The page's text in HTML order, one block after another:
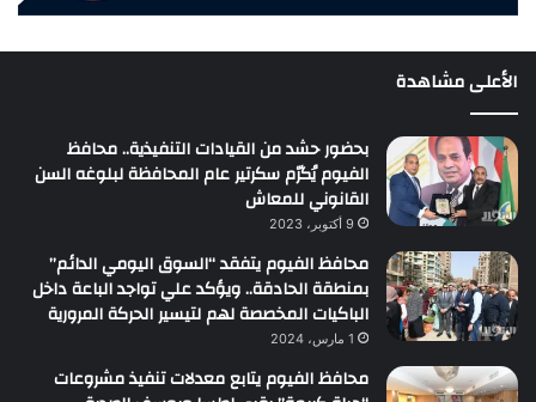
الأعلى مشاهدة
بحضور حشد من القيادات التنفيذية.. محافظ
الفيوم يُكرّم سكرتير عام المحافظة لبلوغه السن
القانوني للمعاش
9 أكتوبر، 2023
محافظ الفيوم يتفقد “السوق اليومي الدائم”
بمنطقة الحادقة.. ويؤكد علي تواجد الباعة داخل
الباكيات المخصصة لهم لتيسير الحركة المرورية
1 مارس، 2024
محافظ الفيوم يتابع معدلات تنفيذ مشروعات